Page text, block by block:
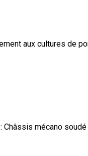
aux cultures de
Châssis mécano